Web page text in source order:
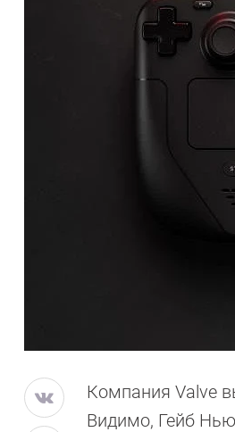
Компания Valve
Видимо, Гейб